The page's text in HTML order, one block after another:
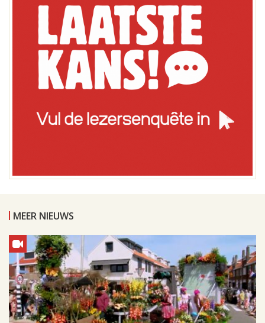
MEER NIEUWS